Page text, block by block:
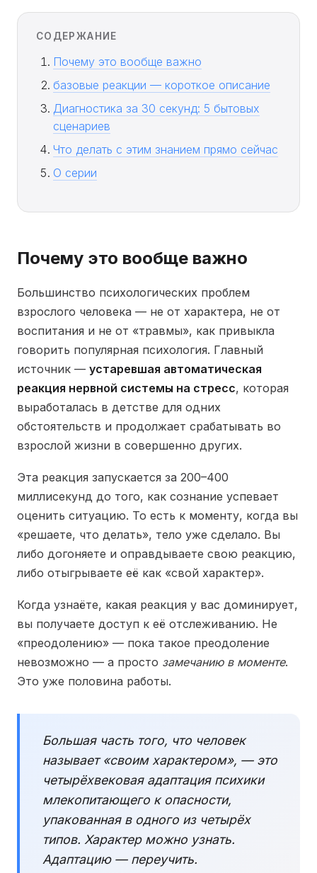
СОДЕРЖАНИЕ
Почему это вообще важно
базовые реакции — короткое описание
Диагностика за 30 секунд: 5 бытовых
сценариев
Что делать с этим знанием прямо сейчас
О серии
Почему это вообще важно
Большинство психологических проблем
взрослого человека — не от характера, не от
воспитания и не от «травмы», как привыкла
говорить популярная психология. Главный
источник — устаревшая автоматическая
реакция нервной системы на стресс, которая
выработалась в детстве для одних
обстоятельств и продолжает срабатывать во
взрослой жизни в совершенно других.
Эта реакция запускается за 200–400
миллисекунд до того, как сознание успевает
оценить ситуацию. То есть к моменту, когда вы
«решаете, что делать», тело уже сделало. Вы
либо догоняете и оправдываете свою реакцию,
либо отыгрываете её как «свой характер».
Когда узнаёте, какая реакция у вас доминирует,
вы получаете доступ к её отслеживанию. Не
«преодолению» — пока такое преодоление
невозможно — а просто замечанию в моменте.
Это уже половина работы.
Большая часть того, что человек
называет «своим характером», — это
четырёхвековая адаптация психики
млекопитающего к опасности,
упакованная в одного из четырёх
типов. Характер можно узнать.
Адаптацию — переучить.